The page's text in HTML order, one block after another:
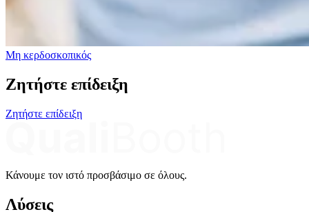
Μη κερδοσκοπικός
Ζητήστε επίδειξη
Ζητήστε επίδειξη
Κάνουμε τον ιστό προσβάσιμο σε όλους.
Λύσεις